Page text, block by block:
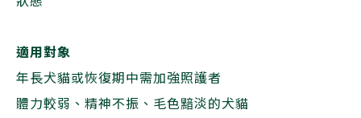
適用對象
年長犬貓或恢復期中需加強照護者
體力較弱、精神不振、毛色黯淡的犬貓